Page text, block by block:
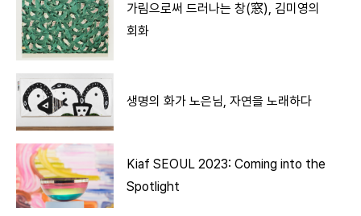
가림으로써 드러나는 창(窓), 김미영의
회화
생명의 화가 노은님, 자연을 노래하다
Kiaf SEOUL 2023: Coming into the
Spotlight